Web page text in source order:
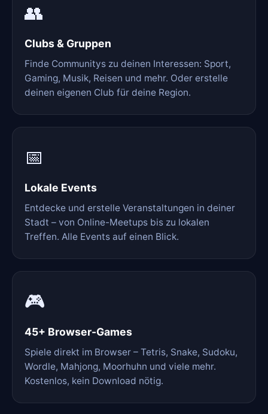
👥
Clubs & Gruppen
Finde Communitys zu deinen Interessen: Sport,
Gaming, Musik, Reisen und mehr. Oder erstelle
deinen eigenen Club für deine Region.
📅
Lokale Events
Entdecke und erstelle Veranstaltungen in deiner
Stadt – von Online-Meetups bis zu lokalen
Treffen. Alle Events auf einen Blick.
🎮
45+ Browser-Games
Spiele direkt im Browser – Tetris, Snake, Sudoku,
Wordle, Mahjong, Moorhuhn und viele mehr.
Kostenlos, kein Download nötig.